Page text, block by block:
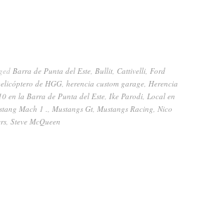
Barra de Punta del Este Bullit Cattivelli Ford
de HGG herencia custom garage Herencia
en la Barra de Punta del Este Ike Parodi Local en
Mach 1 . Mustangs Gt Mustangs Racing Nico
Steve McQueen